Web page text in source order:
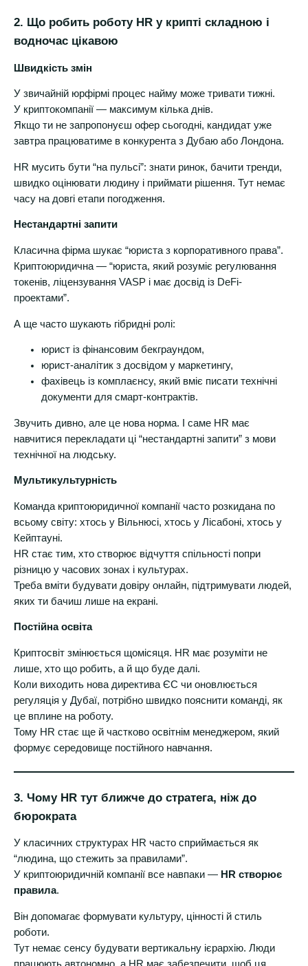
2. Що робить роботу HR у крипті складною і
водночас цікавою
Швидкість змін
У звичайній юрфірмі процес найму може тривати тижні.
У криптокомпанії — максимум кілька днів.
Якщо ти не запропонуєш офер сьогодні, кандидат уже
завтра працюватиме в конкурента з Дубаю або Лондона.
HR мусить бути “на пульсі”: знати ринок, бачити тренди,
швидко оцінювати людину і приймати рішення. Тут немає
часу на довгі етапи погодження.
Нестандартні запити
Класична фірма шукає “юриста з корпоративного права”.
Криптоюридична — “юриста, який розуміє регулювання
токенів, ліцензування VASP і має досвід із DeFi-
проектами”.
А ще часто шукають гібридні ролі:
юрист із фінансовим бекграундом,
юрист-аналітик з досвідом у маркетингу,
фахівець із комплаєнсу, який вміє писати технічні
документи для смарт-контрактів.
Звучить дивно, але це нова норма. І саме HR має
навчитися перекладати ці “нестандартні запити” з мови
технічної на людську.
Мультикультурність
Команда криптоюридичної компанії часто розкидана по
всьому світу: хтось у Вільнюсі, хтось у Лісабоні, хтось у
Кейптауні.
HR стає тим, хто створює відчуття спільності попри
різницю у часових зонах і культурах.
Треба вміти будувати довіру онлайн, підтримувати людей,
яких ти бачиш лише на екрані.
Постійна освіта
Криптосвіт змінюється щомісяця. HR має розуміти не
лише, хто що робить, а й що буде далі.
Коли виходить нова директива ЄС чи оновлюється
регуляція у Дубаї, потрібно швидко пояснити команді, як
це вплине на роботу.
Тому HR стає ще й частково освітнім менеджером, який
формує середовище постійного навчання.
3. Чому HR тут ближче до стратега, ніж до
бюрократа
У класичних структурах HR часто сприймається як
“людина, що стежить за правилами”.
У криптоюридичній компанії все навпаки — HR створює
правила.
Він допомагає формувати культуру, цінності й стиль
роботи.
Тут немає сенсу будувати вертикальну ієрархію. Люди
працюють автономно, а HR має забезпечити, щоб ця